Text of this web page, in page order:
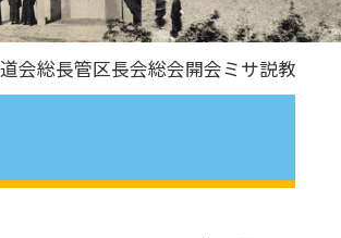
会総長管区長会総会開会ミサ説教